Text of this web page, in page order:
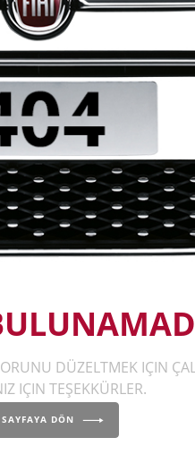
DÜZELTMEK IÇIN
IÇIN TEŞEKKÜRLER.
DÖN